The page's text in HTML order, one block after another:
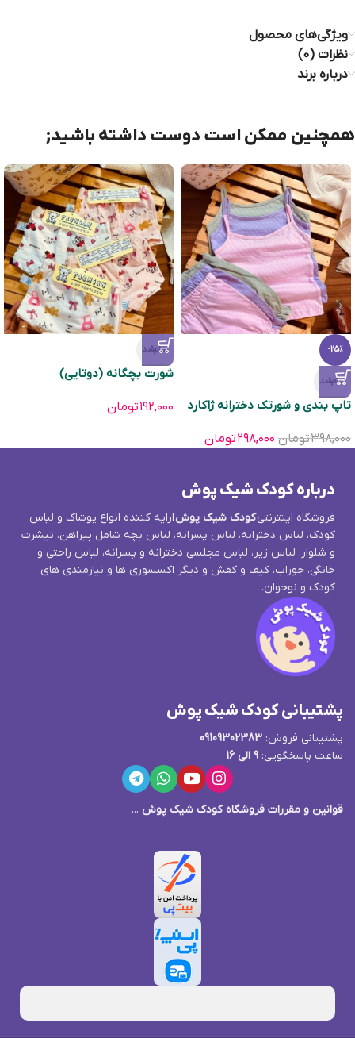
ویژگی‌های محصول
نظرات (0)
درباره برند
همچنین ممکن است دوست داشته باشید;
-25%
تمام‌شد
تاپ بندی و شورتک دخترانه ژاکارد
۳۹۸,۰۰۰تومان ۲۹۸,۰۰۰تومان
تمام‌شد
شورت بچگانه (دوتایی)
۱۹۲,۰۰۰تومان
درباره کودک شیک پوش
فروشگاه اینترنتیکودک شیک پوشارایه کننده انواع پوشاک و لباس
کودک، لباس دخترانه، لباس پسرانه، لباس بچه شامل پیراهن، تیشرت
و شلوار، لباس زیر، لباس مجلسی دخترانه و پسرانه، لباس راحتی و
خانگی، جوراب، کیف و کفش و دیگر اکسسوری ها و نیازمندی های
کودک و نوجوان.
پشتیبانی کودک شیک پوش
پشتیبانی فروش: 09109302383
ساعت پاسخگویی: 9 الی 16
قوانین و مقررات فروشگاه کودک شیک پوش ...